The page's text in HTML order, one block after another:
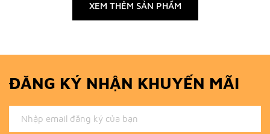
XEM THÊM SẢN PHẨM
ĐĂNG KÝ NHẬN KHUYẾN MÃI